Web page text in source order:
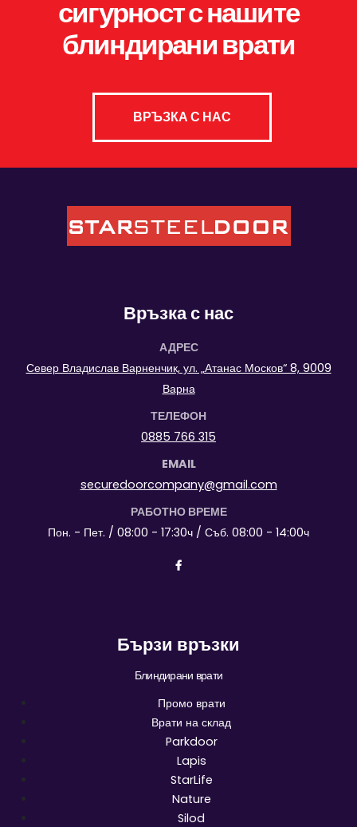
сигурност с нашите
блиндирани врати
ВРЪЗКА С НАС
Връзка с нас
АДРЕС
Север Владислав Варненчик, ул. „Атанас Москов“ 8, 9009
Варна
ТЕЛЕФОН
0885 766 315
EMAIL
securedoorcompany@gmail.com
РАБОТНО ВРЕМЕ
Пон. - Пет. / 08:00 - 17:30ч / Съб. 08:00 - 14:00ч
Бързи връзки
Блиндирани врати
Промо врати
Врати на склад
Parkdoor
Lapis
StarLife
Nature
Silod